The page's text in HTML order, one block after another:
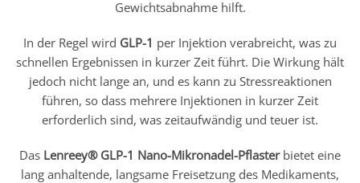
Gewichtsabnahme hilft.
In der Regel wird GLP-1 per Injektion verabreicht, was zu
schnellen Ergebnissen in kurzer Zeit führt. Die Wirkung hält
jedoch nicht lange an, und es kann zu Stressreaktionen
führen, so dass mehrere Injektionen in kurzer Zeit
erforderlich sind, was zeitaufwändig und teuer ist.
Das Lenreey® GLP-1 Nano-Mikronadel-Pflaster bietet eine
lang anhaltende, langsame Freisetzung des Medikaments,